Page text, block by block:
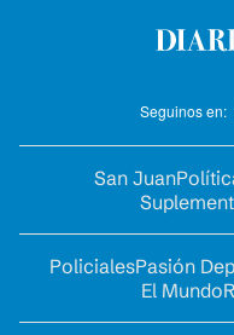
Seguinos en:
San Juan
PolicialesPasión
El Mundo